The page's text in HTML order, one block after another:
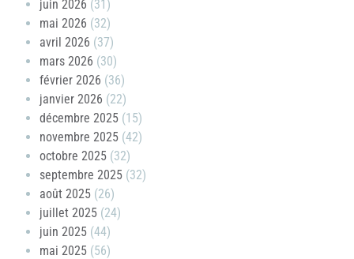
juin 2026 (31)
mai 2026 (32)
avril 2026 (37)
mars 2026 (30)
février 2026 (36)
janvier 2026 (22)
décembre 2025 (15)
novembre 2025 (42)
octobre 2025 (32)
septembre 2025 (32)
août 2025 (26)
juillet 2025 (24)
juin 2025 (44)
mai 2025 (56)